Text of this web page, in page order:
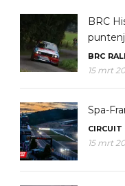
BRC
BRC
15 mrt
Spa-
CIRCUIT
15 mrt